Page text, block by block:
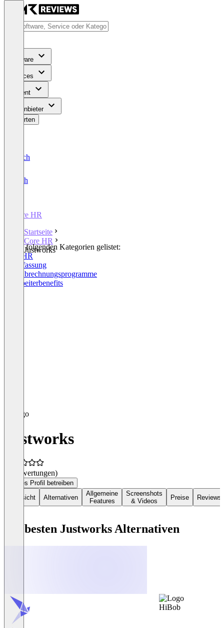
Software
Services
Content
Für Anbieter
Bewerten
Deutsch
English
Core HR
Startseite
Core HR
Justworks
In den folgenden Kategorien gelistet:
Core HR
Zeiterfassung
Lohnabrechnungsprogramme
Mitarbeiterbenefits
Justworks
(0 Bewertungen)
Dieses Profil betreiben
Übersicht
Alternativen
Allgemeine
Features
Screenshots
& Videos
Preise Reviews
Die besten Justworks Alternativen
HiBob